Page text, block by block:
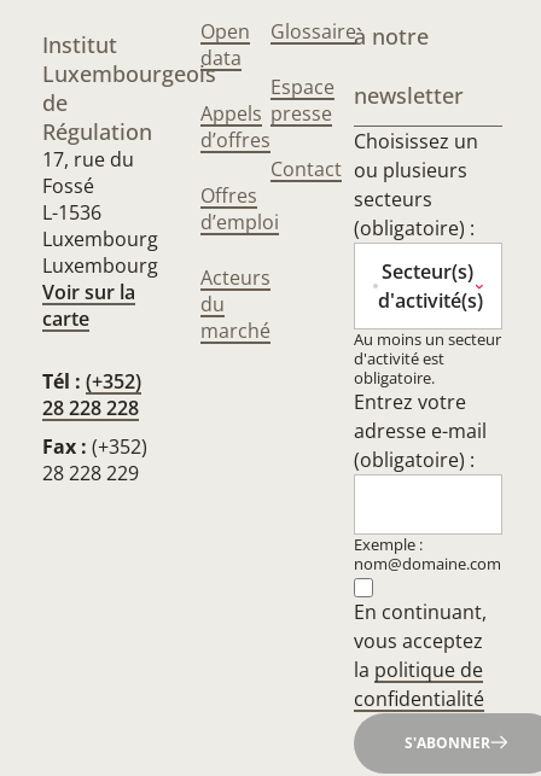
Institut
Luxembourgeois
de
Régulation
17, rue du
Fossé
L-1536
Luxembourg
Luxembourg
Voir sur la
carte
Tél : (+352)
28 228 228
Fax : (+352)
28 228 229
Open
data
Appels
d’offres
Offres
d’emploi
Acteurs
du
marché
Glossaire
Espace
presse
Contact
à notre
newsletter
Choisissez un
ou plusieurs
secteurs
(obligatoire) :
Secteur(s)
d'activité(s)
Au moins un secteur
d'activité est
obligatoire.
Entrez votre
adresse e-mail
(obligatoire) :
Exemple :
nom@domaine.com
En continuant,
vous acceptez
la politique de
confidentialité
S'ABONNER